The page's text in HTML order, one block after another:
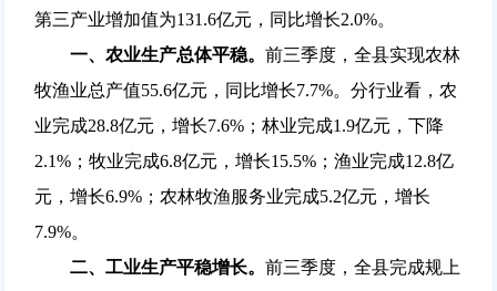
第三产业增加值为131.6亿元，同比增长2.0%。
一、农业生产总体平稳。 前三季度，全县实现农林
牧渔业总产值55.6亿元，同比增长7.7%。分行业看，农
业完成28.8亿元，增长7.6%；林业完成1.9亿元，下降
2.1%；牧业完成6.8亿元，增长15.5%；渔业完成12.8亿
元，增长6.9%；农林牧渔服务业完成5.2亿元，增长
7.9%。
二、工业生产平稳增长。 前三季度，全县完成规上